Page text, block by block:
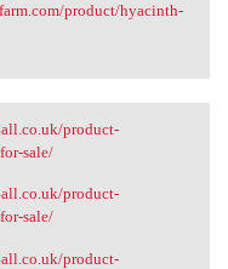
product/hyacinth-
product-
sale/
product-
sale/
product-